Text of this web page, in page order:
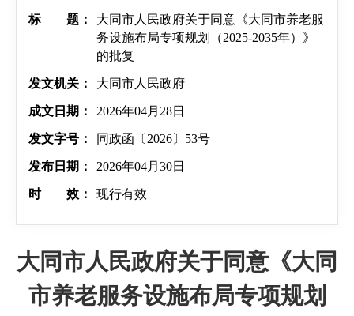
标 题：
大同市人民政府关于同意《大同市养老服
务设施布局专项规划（2025-2035年）》
的批复
发文机关： 大同市人民政府
成文日期： 2026年04月28日
发文字号： 同政函〔2026〕53号
发布日期： 2026年04月30日
时 效： 现行有效
大同市人民政府关于同意《大同
市养老服务设施布局专项规划